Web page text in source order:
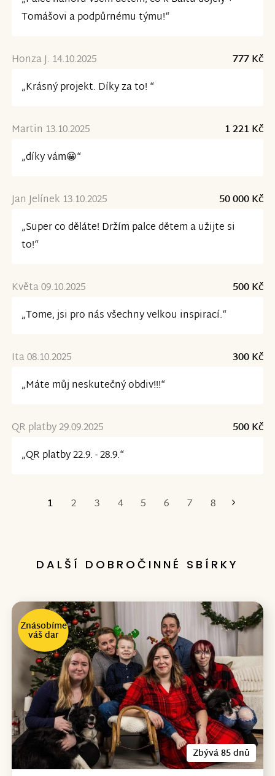
Tomášovi a podpůrnému týmu!“
Honza J. 14.10.2025
777 Kč
„Krásný projekt. Díky za to! “
Martin 13.10.2025
1 221 Kč
„díky vám😀“
Jan Jelínek 13.10.2025
50 000 Kč
„Super co děláte! Držím palce dětem a užijte si
to!“
Květa 09.10.2025
500 Kč
„Tome, jsi pro nás všechny velkou inspirací.“
Ita 08.10.2025
300 Kč
„Máte můj neskutečný obdiv!!!“
QR platby 29.09.2025
500 Kč
„QR platby 22.9. - 28.9.“
1 2 3 4 5 6 7 8
DALŠÍ DOBROČINNÉ SBÍRKY
Zbývá 85 dnů
Znásobíme
váš dar